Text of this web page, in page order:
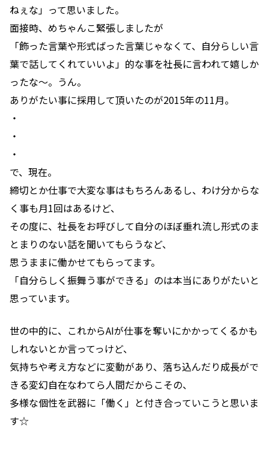
ねぇな」って思いました。
面接時、めちゃんこ緊張しましたが
「飾った言葉や形式ばった言葉じゃなくて、自分らしい言
葉で話してくれていいよ」的な事を社長に言われて嬉しか
ったな～。うん。
ありがたい事に採用して頂いたのが2015年の11月。
・
・
・
で、現在。
締切とか仕事で大変な事はもちろんあるし、わけ分からな
く事も月1回はあるけど、
その度に、社長をお呼びして自分のほぼ垂れ流し形式のま
とまりのない話を聞いてもらうなど、
思うままに働かせてもらってます。
「自分らしく振舞う事ができる」のは本当にありがたいと
思っています。
世の中的に、これからAIが仕事を奪いにかかってくるかも
しれないとか言ってっけど、
気持ちや考え方などに変動があり、落ち込んだり成長がで
きる変幻自在なわてら人間だからこその、
多様な個性を武器に「働く」と付き合っていこうと思いま
す☆